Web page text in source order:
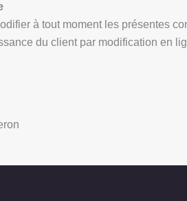
à tout moment les présentes
du client par modification en